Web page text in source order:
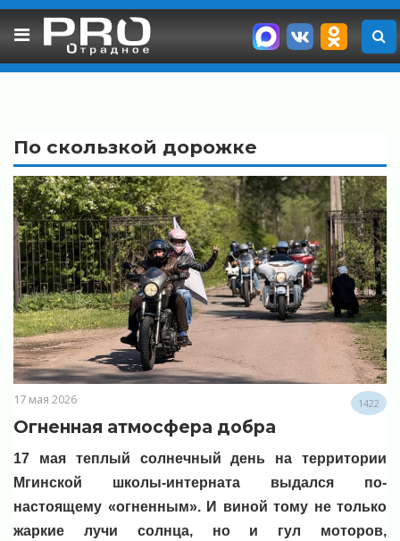
Skip
По скользкой дорожке
17 мая 2026 1422
Огненная атмосфера добра
17 мая теплый солнечный день на территории
Мгинской школы-интерната выдался по-
настоящему «огненным». И виной тому не только
жаркие лучи солнца, но и гул моторов,